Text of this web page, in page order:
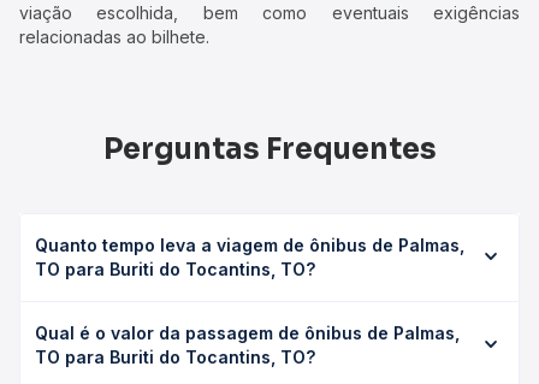
viação escolhida, bem como eventuais exigências
relacionadas ao bilhete.
Perguntas Frequentes
Quanto tempo leva a viagem de ônibus de Palmas,
TO para Buriti do Tocantins, TO?
Tocantins, TO leva em média 0 horas, podendo variar
conforme a viação, o tipo de serviço (convencional,
Qual é o valor da passagem de ônibus de Palmas,
TO para Buriti do Tocantins, TO?